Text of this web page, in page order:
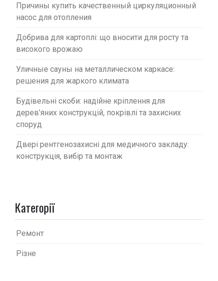
Причины купить качественный циркуляционный
насос для отопления
Добрива для картоплі: що вносити для росту та
високого врожаю
Уличные сауны на металлическом каркасе:
решения для жаркого климата
Будівельні скоби: надійне кріплення для
дерев’яних конструкцій, покрівлі та захисних
споруд
Двері рентгенозахисні для медичного закладу:
конструкція, вибір та монтаж
Категорії
Ремонт
Різне